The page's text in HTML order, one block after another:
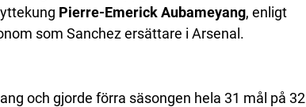
Pierre-Emerick Aubameyang, enligt
som Sanchez ersättare i Arsenal.
och gjorde förra säsongen hela 31 mål på 32